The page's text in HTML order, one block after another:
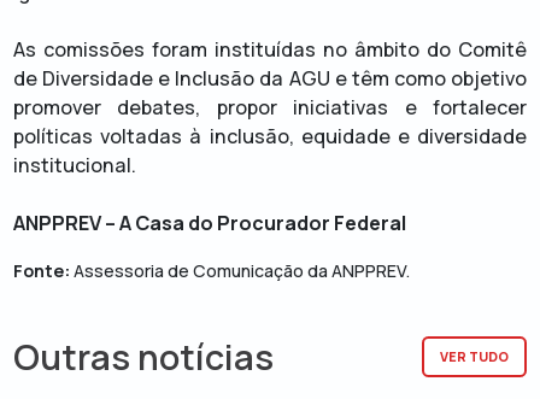
As comissões foram instituídas no âmbito do Comitê
de Diversidade e Inclusão da AGU e têm como objetivo
promover debates, propor iniciativas e fortalecer
políticas voltadas à inclusão, equidade e diversidade
institucional.
ANPPREV – A Casa do Procurador Federal
Fonte: Assessoria de Comunicação da ANPPREV.
Outras notícias VER TUDO